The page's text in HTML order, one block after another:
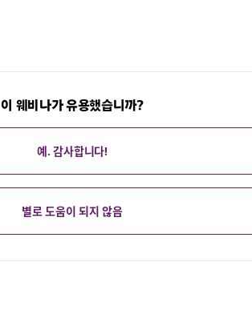
이 웨비나가 유용했습니까?
예. 감사합니다!
별로 도움이 되지 않음